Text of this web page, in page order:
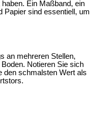
Ein Maßband, ein
Papier sind essentiell, um
an mehreren Stellen,
Notieren Sie sich
den schmalsten Wert als